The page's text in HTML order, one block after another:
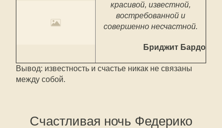
красивой, известной,
востребованной и
совершенно несчастной.
Бриджит Бардо
Вывод: известность и счастье никак не связаны
между собой.
Счастливая ночь Федерико